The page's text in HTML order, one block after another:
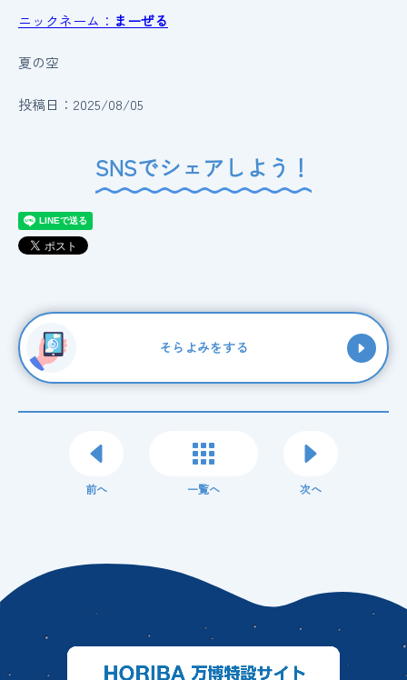
ニックネーム： まーぜる
夏の空
投稿日：2025/08/05
SNSでシェアしよう！
そらよみをする
前へ 一覧へ 次へ